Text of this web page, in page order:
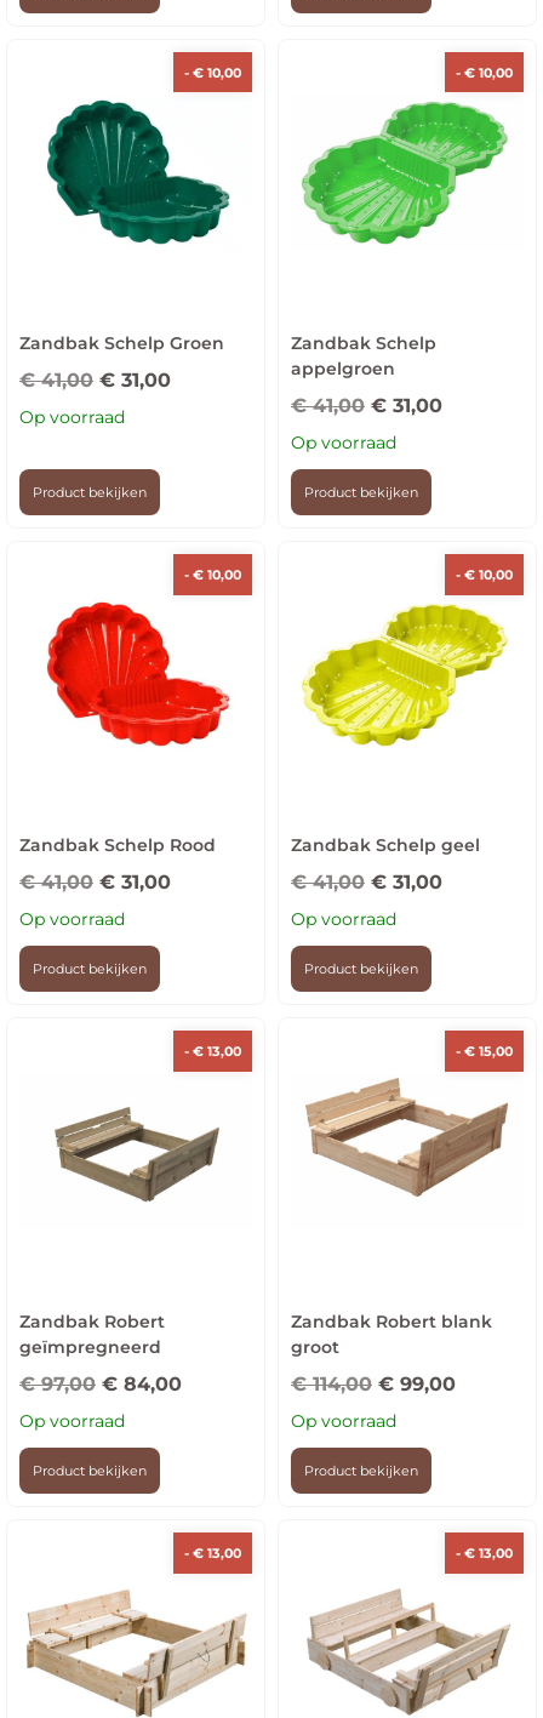
-€ 10,00
Zandbak Schelp Groen
€41,00 € 31,00
Op voorraad
Product bekijken
-€ 10,00
Zandbak Schelp
appelgroen
€41,00 € 31,00
Op voorraad
Product bekijken
-€ 10,00
Zandbak Schelp Rood
€41,00 € 31,00
Op voorraad
Product bekijken
-€ 10,00
Zandbak Schelp geel
€41,00 € 31,00
Op voorraad
Product bekijken
-€ 13,00
Zandbak Robert
geïmpregneerd
€97,00 € 84,00
Op voorraad
Product bekijken
-€ 15,00
Zandbak Robert blank
groot
€114,00 € 99,00
Op voorraad
Product bekijken
-€ 13,00 -€ 13,00